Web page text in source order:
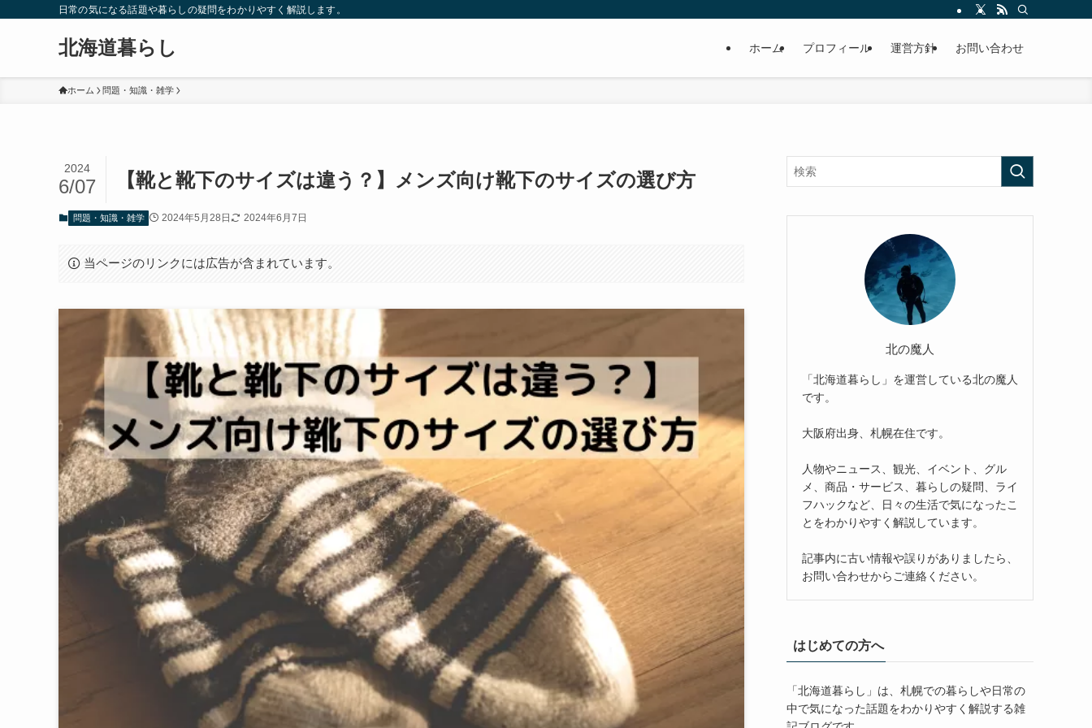
日常の気になる話題や暮らしの疑問をわかりやすく解説します。
北海道暮らし ホーム プロフィール 運営方針 お問い合わせ
ホーム 問題・知識・雑学
【靴と靴下のサイズは違う？】メンズ向け靴下のサイズの選び方
2024
6/07
問題・知識・雑学 2024年5月28日 2024年6月7日
当ページのリンクには広告が含まれています。
北の魔人
「北海道暮らし」を運営している北の魔人
です。
大阪府出身、札幌在住です。
人物やニュース、観光、イベント、グル
メ、商品・サービス、暮らしの疑問、ライ
フハックなど、日々の生活で気になったこ
とをわかりやすく解説しています。
記事内に古い情報や誤りがありましたら、
お問い合わせからご連絡ください。
はじめての方へ
「北海道暮らし」は、札幌での暮らしや日常の
中で気になった話題をわかりやすく解説する雑